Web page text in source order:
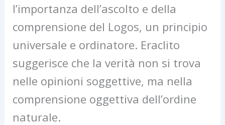
l’importanza dell’ascolto e della
comprensione del Logos, un principio
universale e ordinatore. Eraclito
suggerisce che la verità non si trova
nelle opinioni soggettive, ma nella
comprensione oggettiva dell’ordine
naturale.